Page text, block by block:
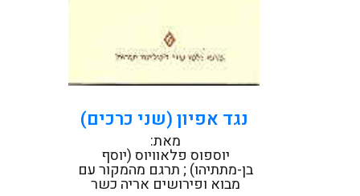
קראו עוד
נגד אפיון (שני כרכים)
מאת:
יוספוס פלאוויוס (יוסף
בן-מתתיהו) ; תרגם מהמקור עם
מבוא ופירושים אריה כשר